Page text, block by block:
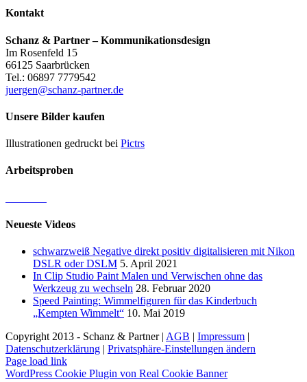
Kontakt
Schanz & Partner – Kommunikationsdesign
Im Rosenfeld 15
66125 Saarbrücken
Tel.: 06897 7779542
juergen@schanz-partner.de
Unsere Bilder kaufen
Illustrationen gedruckt bei Pictrs
Arbeitsproben
Neueste Videos
schwarzweiß Negative direkt positiv digitalisieren mit Nikon
DSLR oder DSLM 5. April 2021
In Clip Studio Paint Malen und Verwischen ohne das
Werkzeug zu wechseln 28. Februar 2020
Speed Painting: Wimmelfiguren für das Kinderbuch
„Kempten Wimmelt“ 10. Mai 2019
Copyright 2013 - Schanz & Partner | AGB | Impressum |
Datenschutzerklärung | Privatsphäre-Einstellungen ändern
Page load link
WordPress Cookie Plugin von Real Cookie Banner